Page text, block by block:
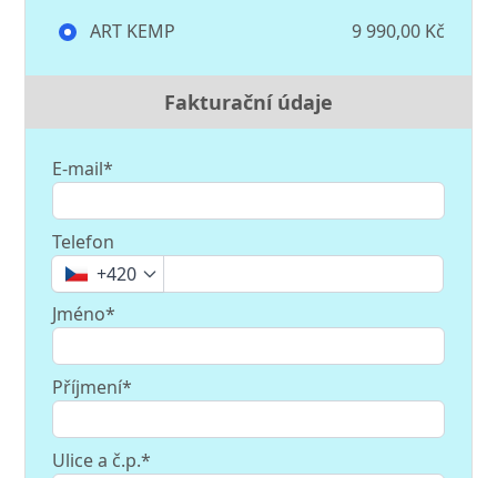
ART KEMP 9 990,00 Kč
Fakturační údaje
E-mail*
Telefon
+420
Jméno*
Příjmení*
Ulice a č.p.*